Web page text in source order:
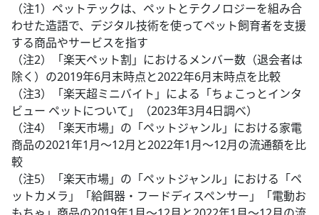
（注1）ペットテックは、ペットとテクノロジーを組み合
わせた造語で、デジタル技術を使ってペット飼育者を支援
する商品やサービスを指す
（注2）「楽天ペット割」におけるメンバー数（退会者は
除く）の2019年6月末時点と2022年6月末時点を比較
（注3）「楽天超ミニバイト」による「ちょこっとインタ
ビュー ペットについて」（2023年3月4日調べ）
（注4）「楽天市場」の「ペットジャンル」における家電
商品の2021年1月～12月と2022年1月～12月の流通額を比
較
（注5）「楽天市場」の「ペットジャンル」における「ペ
ットカメラ」「給餌器・フードディスペンサー」「電動お